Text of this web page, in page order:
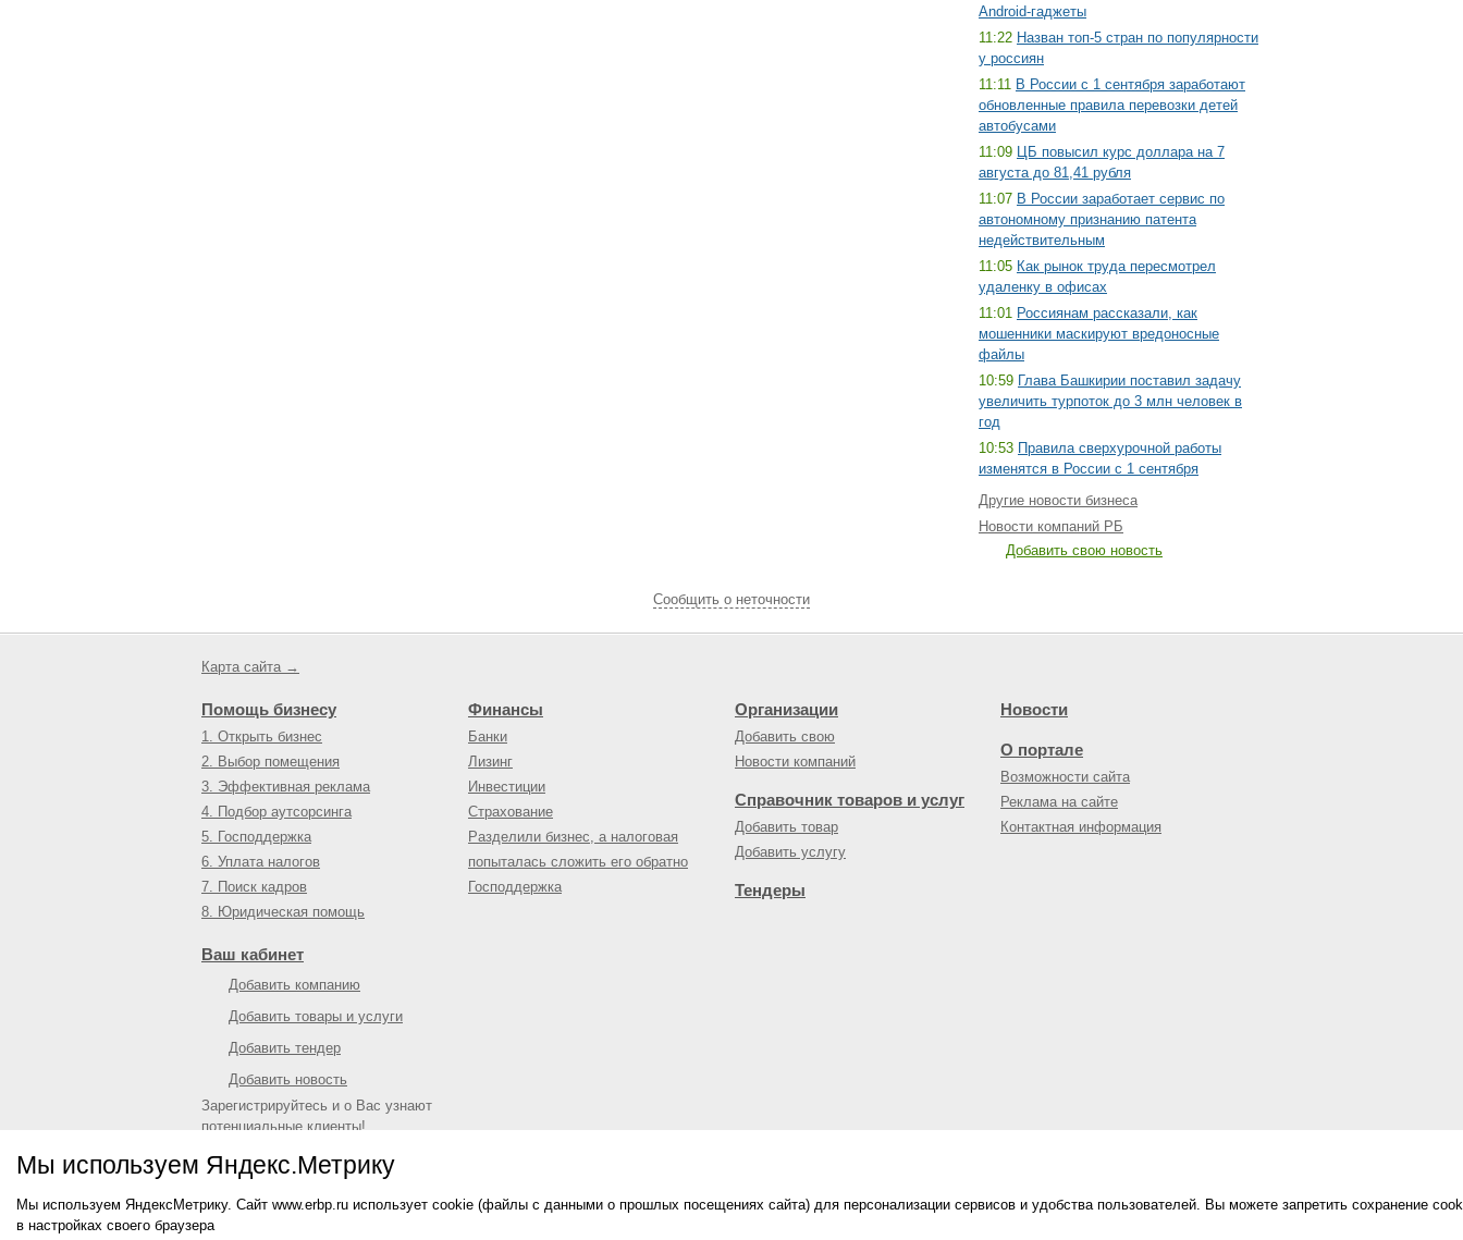
Мы используем Яндекс.Метрику
Мы используем ЯндексМетрику. Сайт www.erbp.ru использует cookie (файлы с данными о прошлых посещениях сайта) для персонализации сервисов и удобства пользователей. Вы можете запретить сохранение
в настройках своего браузера
Android-гаджеты
11:22 Назван топ-5 стран по популярности
у россиян
11:11 В России с 1 сентября заработают
обновленные правила перевозки детей
автобусами
11:09 ЦБ повысил курс доллара на 7
августа до 81,41 рубля
11:07 В России заработает сервис по
автономному признанию патента
недействительным
11:05 Как рынок труда пересмотрел
удаленку в офисах
11:01 Россиянам рассказали, как
мошенники маскируют вредоносные
файлы
10:59 Глава Башкирии поставил задачу
увеличить турпоток до 3 млн человек в
год
10:53 Правила сверхурочной работы
изменятся в России с 1 сентября
Другие новости бизнеса
Новости компаний РБ
Добавить свою новость
Cообщить о неточности
Карта сайта →
Помощь бизнесу
1. Открыть бизнес
2. Выбор помещения
3. Эффективная реклама
4. Подбор аутсорсинга
5. Господдержка
6. Уплата налогов
7. Поиск кадров
8. Юридическая помощь
Финансы
Банки
Лизинг
Инвестиции
Страхование
Разделили бизнес, а налоговая
попыталась сложить его обратно
Господдержка
Организации
Добавить свою
Новости компаний
Справочник товаров и услуг
Добавить товар
Добавить услугу
Тендеры
Новости
О портале
Возможности сайта
Реклама на сайте
Контактная информация
Ваш кабинет
Добавить компанию
Добавить товары и услуги
Добавить тендер
Добавить новость
Зарегистрируйтесь и о Вас узнают
потенциальные клиенты!
© 2009—2026Единый республиканский бизнес-портал
О портале